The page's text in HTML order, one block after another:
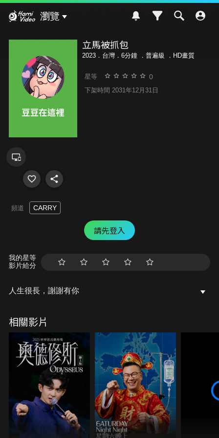
瀏覽
立馬被抓包
2023．台灣．6分鐘 ． 普遍級 ．HD畫質
星等 0
下架時間 2031年12月31日
頻道 CARRY
請先登入
我的星等
影片給分
人生很長，謝謝有你
相關影片